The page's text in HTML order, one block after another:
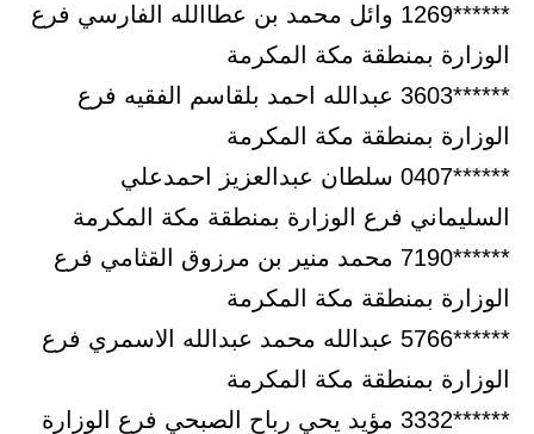
******1269 وائل محمد بن عطاالله الفارسي فرع
الوزارة بمنطقة مكة المكرمة
******3603 عبدالله احمد بلقاسم الفقيه فرع
الوزارة بمنطقة مكة المكرمة
******0407 سلطان عبدالعزيز احمدعلي
السليماني فرع الوزارة بمنطقة مكة المكرمة
******7190 محمد منير بن مرزوق القثامي فرع
الوزارة بمنطقة مكة المكرمة
******5766 عبدالله محمد عبدالله الاسمري فرع
الوزارة بمنطقة مكة المكرمة
******3332 مؤيد يحي رباح الصبحي فرع الوزارة